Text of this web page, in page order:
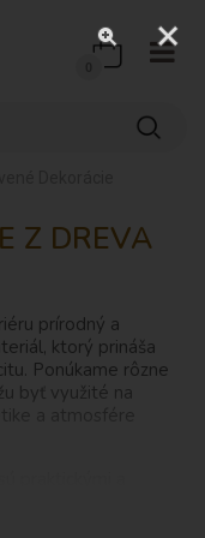
Z DREVA
prírodný a
ktorý prináša
Ponúkame rôzne
byť využité na
z kvalitného